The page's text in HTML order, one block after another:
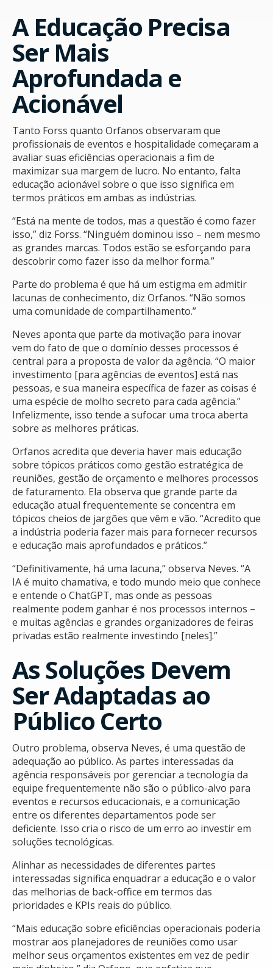
A Educação Precisa
Ser Mais
Aprofundada e
Acionável
Tanto Forss quanto Orfanos observaram que
profissionais de eventos e hospitalidade começaram a
avaliar suas eficiências operacionais a fim de
maximizar sua margem de lucro. No entanto, falta
educação acionável sobre o que isso significa em
termos práticos em ambas as indústrias.
“Está na mente de todos, mas a questão é como fazer
isso,” diz Forss. “Ninguém dominou isso – nem mesmo
as grandes marcas. Todos estão se esforçando para
descobrir como fazer isso da melhor forma.”
Parte do problema é que há um estigma em admitir
lacunas de conhecimento, diz Orfanos. “Não somos
uma comunidade de compartilhamento.”
Neves aponta que parte da motivação para inovar
vem do fato de que o domínio desses processos é
central para a proposta de valor da agência. “O maior
investimento [para agências de eventos] está nas
pessoas, e sua maneira específica de fazer as coisas é
uma espécie de molho secreto para cada agência.”
Infelizmente, isso tende a sufocar uma troca aberta
sobre as melhores práticas.
Orfanos acredita que deveria haver mais educação
sobre tópicos práticos como gestão estratégica de
reuniões, gestão de orçamento e melhores processos
de faturamento. Ela observa que grande parte da
educação atual frequentemente se concentra em
tópicos cheios de jargões que vêm e vão. “Acredito que
a indústria poderia fazer mais para fornecer recursos
e educação mais aprofundados e práticos.”
“Definitivamente, há uma lacuna,” observa Neves. “A
IA é muito chamativa, e todo mundo meio que conhece
e entende o ChatGPT, mas onde as pessoas
realmente podem ganhar é nos processos internos –
e muitas agências e grandes organizadores de feiras
privadas estão realmente investindo [neles].”
As Soluções Devem
Ser Adaptadas ao
Público Certo
Outro problema, observa Neves, é uma questão de
adequação ao público. As partes interessadas da
agência responsáveis por gerenciar a tecnologia da
equipe frequentemente não são o público-alvo para
eventos e recursos educacionais, e a comunicação
entre os diferentes departamentos pode ser
deficiente. Isso cria o risco de um erro ao investir em
soluções tecnológicas.
Alinhar as necessidades de diferentes partes
interessadas significa enquadrar a educação e o valor
das melhorias de back-office em termos das
prioridades e KPIs reais do público.
“Mais educação sobre eficiências operacionais poderia
mostrar aos planejadores de reuniões como usar
melhor seus orçamentos existentes em vez de pedir